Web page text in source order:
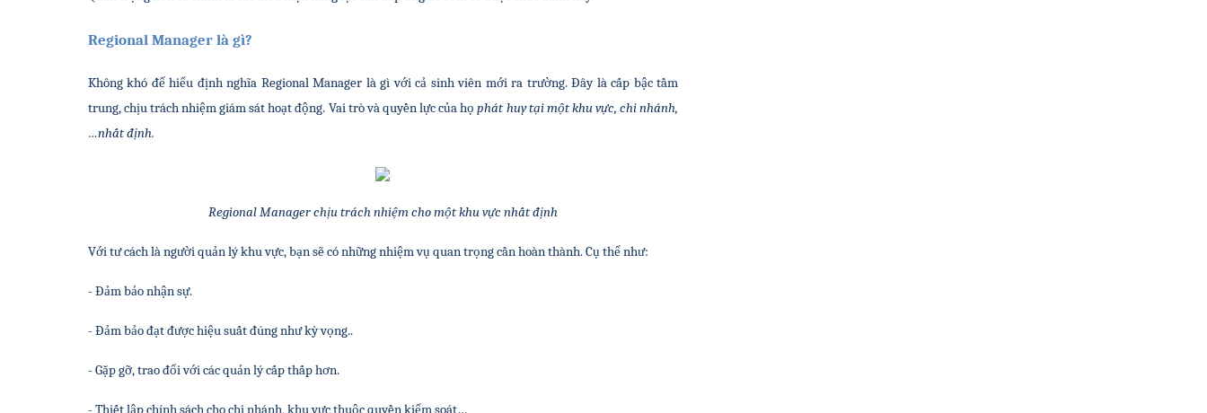
Regional Manager là gì?
Không khó để hiểu định nghĩa Regional Manager là gì với cả sinh viên mới ra trường. Đây là cấp bậc tầm
trung, chịu trách nhiệm giám sát hoạt động. Vai trò và quyền lực của họ phát huy tại một khu vực, chi nhánh,
…nhất định.
Regional Manager chịu trách nhiệm cho một khu vực nhất định
Với tư cách là người quản lý khu vực, bạn sẽ có những nhiệm vụ quan trọng cần hoàn thành. Cụ thể như:
- Đảm bảo nhận sự.
- Đảm bảo đạt được hiệu suất đúng như kỳ vọng..
- Gặp gỡ, trao đổi với các quản lý cấp thấp hơn.
- Thiết lập chính sách cho chi nhánh, khu vực thuộc quyền kiểm soát…